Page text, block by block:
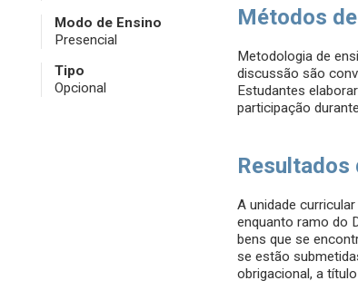
Modo de Ensino
Presencial
Tipo
Opcional
Métodos
Metodologia de
discussão são
Estudantes
participação
Resultados
A unidade
enquanto ramo do
bens que se
se estão
obrigacional, a